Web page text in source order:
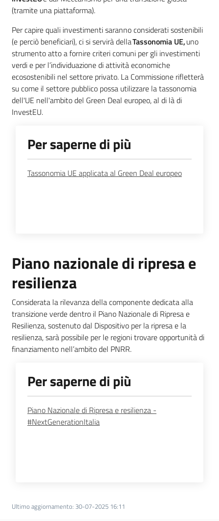
(tramite una piattaforma).
Per capire quali investimenti saranno considerati sostenibili
(e perciò beneficiari), ci si servirà dellaTassonomia UE,uno
strumento atto a fornire criteri comuni per gli investimenti
verdi e per l’individuazione di attività economiche
ecosostenibili nel settore privato. La Commissione rifletterà
su come il settore pubblico possa utilizzare la tassonomia
dell'UE nell'ambito del Green Deal europeo, al di là di
InvestEU.
Per saperne di più
Tassonomia UE applicata al Green Deal europeo
Piano nazionale di ripresa e
resilienza
Considerata la rilevanza della componente dedicata alla
transizione verde dentro il Piano Nazionale di Ripresa e
Resilienza, sostenuto dal Dispositivo per la ripresa e la
resilienza, sarà possibile per le regioni trovare opportunità di
finanziamento nell’ambito del PNRR.
Per saperne di più
Piano Nazionale di Ripresa e resilienza -
#NextGenerationItalia
Ultimo aggiornamento: 30-07-2025 16:11